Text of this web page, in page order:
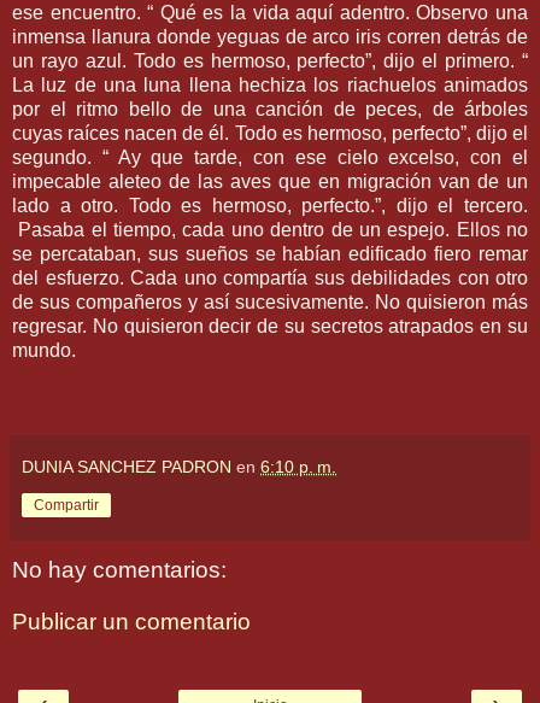
ese encuentro. “ Qué es la vida aquí adentro. Observo una
inmensa llanura donde yeguas de arco iris corren detrás de
un rayo azul. Todo es hermoso, perfecto”, dijo el primero. “
La luz de una luna llena hechiza los riachuelos animados
por el ritmo bello de una canción de peces, de árboles
cuyas raíces nacen de él. Todo es hermoso, perfecto”, dijo el
segundo. “ Ay que tarde, con ese cielo excelso, con el
impecable aleteo de las aves que en migración van de un
lado a otro. Todo es hermoso, perfecto.”, dijo el tercero.
Pasaba el tiempo, cada uno dentro de un espejo. Ellos no
se percataban, sus sueños se habían edificado fiero remar
del esfuerzo. Cada uno compartía sus debilidades con otro
de sus compañeros y así sucesivamente. No quisieron más
regresar. No quisieron decir de su secretos atrapados en su
mundo.
DUNIA SANCHEZ PADRON en 6:10 p. m.
Compartir
No hay comentarios:
Publicar un comentario